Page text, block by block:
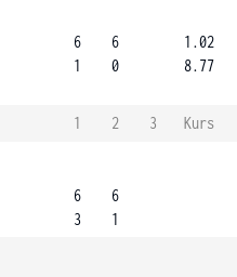
6
1
6
0
1.02
8.77
1 2 3
Kurs
6
3
6
1